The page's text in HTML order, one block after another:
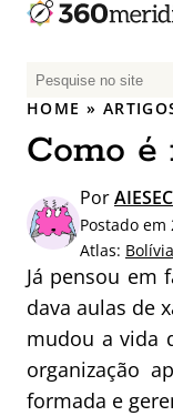
P
e
q
i
s
r
p
o
r
:
HOME »
Como
PorAIESEC
Postado
Atlas: Bolívia
Já pensou em
dava aulas de
mudou a vida
organização
formada e